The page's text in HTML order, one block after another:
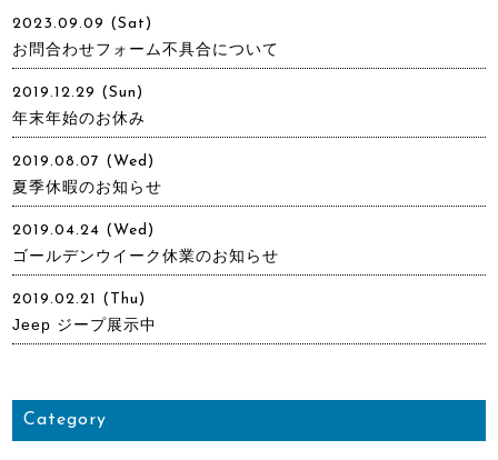
2023.09.09 (Sat)
お問合わせフォーム不具合について
2019.12.29 (Sun)
年末年始のお休み
2019.08.07 (Wed)
夏季休暇のお知らせ
2019.04.24 (Wed)
ゴールデンウイーク休業のお知らせ
2019.02.21 (Thu)
Jeep ジープ展示中
Category